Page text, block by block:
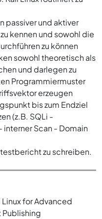
passiver und aktiver
kennen und sowohl die
zu können
sowohl theoretisch als
und darlegen zu
Programmiermuster
erzeugen
bis zum Endziel
(z.B. SQLi -
interner Scan - Domain
zu schreiben.
Linux for Advanced
Publishing